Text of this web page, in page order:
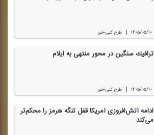
۱۴۰۵/۰۵/۱۰ | طرح كلی-خبر
ترافیك سنگین در محور منتهی به ایلام
۱۴۰۵/۰۵/۱۰ | طرح كلی-خبر
ادامه آتش‌افروزی آمریكا قفل تنگه هرمز را محكم‌تر
می‌كند